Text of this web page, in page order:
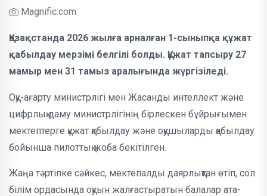
Magnific.com
Қазақстанда 2026 жылға арналған 1-сыныпқа құжат
қабылдау мерзімі белгілі болды. Құжат тапсыру 27
мамыр мен 31 тамыз аралығында жүргізіледі.
Оқу-ағарту министрлігі мен Жасанды интеллект және
цифрлық даму министрлігінің бірлескен бұйрығымен
мектептерге құжат қабылдау және оқушыларды қабылдау
бойынша пилоттық жоба бекітілген.
Жаңа тәртіпке сәйкес, мектепалды даярлықтан өтіп, сол
білім ордасында оқуын жалғастыратын балалар ата-